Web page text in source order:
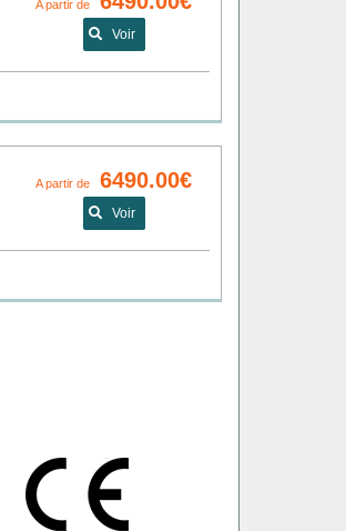
A partir de
Voir
A partir de6490.00€
Voir